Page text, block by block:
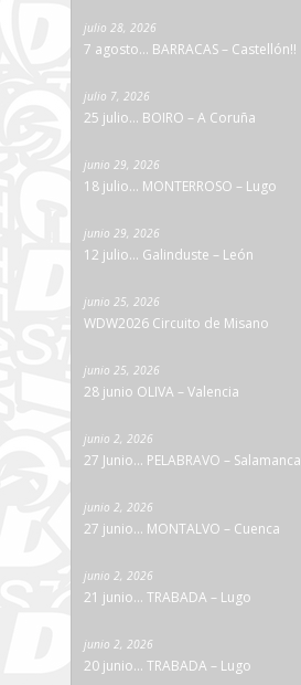
julio 28, 2026
7 agosto… BARRACAS – Castellón!!
julio 7, 2026
25 julio… BOIRO – A Coruña
junio 29, 2026
18 julio… MONTERROSO – Lugo
junio 29, 2026
12 julio… Galinduste – León
junio 25, 2026
WDW2026 Circuito de Misano
junio 25, 2026
28 junio OLIVA – Valencia
junio 2, 2026
27 Junio… PELABRAVO – Salamanca
junio 2, 2026
27 junio… MONTALVO – Cuenca
junio 2, 2026
21 junio… TRABADA – Lugo
junio 2, 2026
20 junio… TRABADA – Lugo